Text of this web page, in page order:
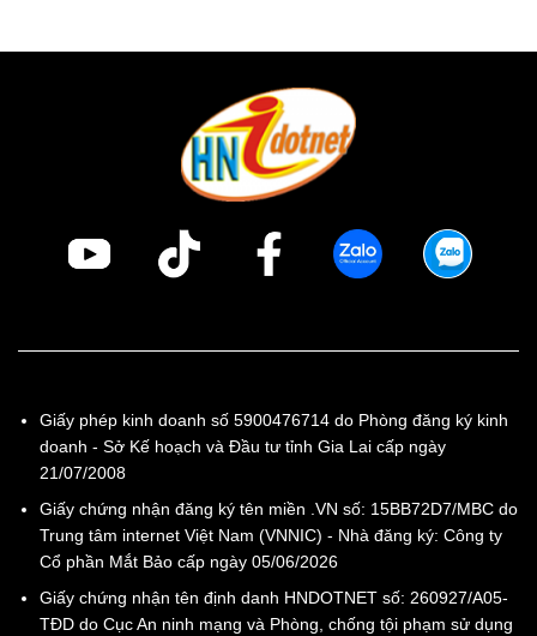
Giấy phép kinh doanh số 5900476714 do Phòng đăng ký kinh
doanh - Sở Kế hoạch và Đầu tư tỉnh Gia Lai cấp ngày
21/07/2008
Giấy chứng nhận đăng ký tên miền .VN số: 15BB72D7/MBC do
Trung tâm internet Việt Nam (VNNIC) - Nhà đăng ký: Công ty
Cổ phần Mắt Bảo cấp ngày 05/06/2026
Giấy chứng nhận tên định danh HNDOTNET số: 260927/A05-
TĐD do Cục An ninh mạng và Phòng, chống tội phạm sử dụng